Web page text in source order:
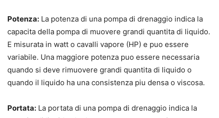
Potenza: La potenza di una pompa di drenaggio indica la
capacita della pompa di muovere grandi quantita di liquido.
E misurata in watt o cavalli vapore (HP) e puo essere
variabile. Una maggiore potenza puo essere necessaria
quando si deve rimuovere grandi quantita di liquido o
quando il liquido ha una consistenza piu densa o viscosa.
Portata: La portata di una pompa di drenaggio indica la